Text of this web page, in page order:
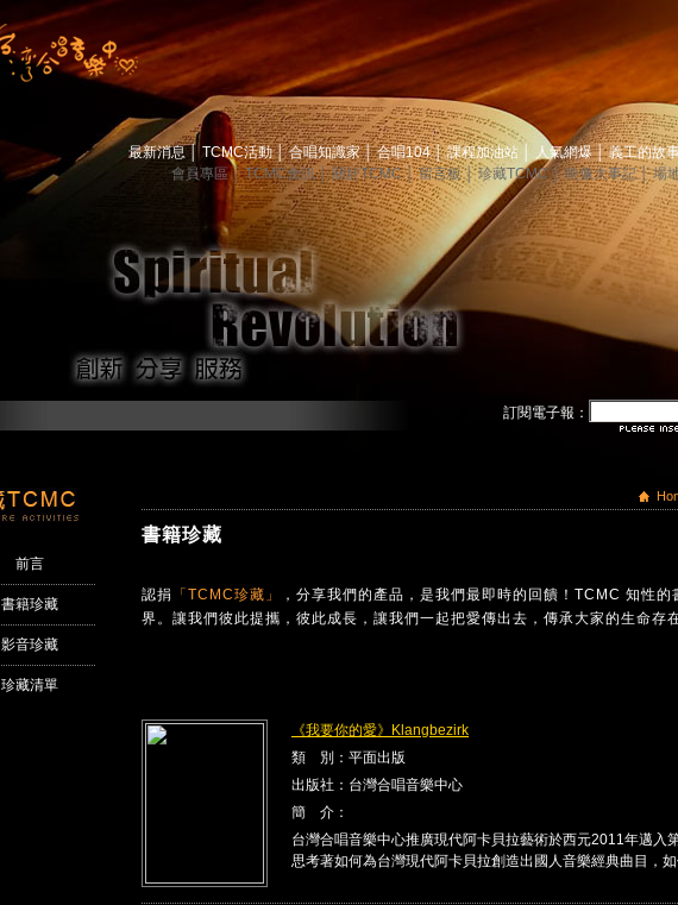
最新消息 TCMC活動│ 合唱知識家│ 合唱104│ 課程加油站 人氣網爆│ 義工的故
會員專區│ TCMC會訊│ 關於TCMC│ 留言板│ 珍藏TCMC│ 映像大事記│ 場
訂閱電子報：
前言
書籍珍藏
影音珍藏
珍藏清單
書籍珍藏
認捐 「TCMC珍藏」
，分享我們的產品，是我們最即時的回饋！TCMC 知性
界。讓我們彼此提攜，彼此成長，讓我們一起把愛傳出去，傳承大家的生命存
《我要你的愛》Klangbezirk
類 別：平面出版
出版社：台灣合唱音樂中心
簡 介：
台灣合唱音樂中心推廣現代阿卡貝拉藝術於西元2011年邁入
思考著如何為台灣現代阿卡貝拉創造出國人音樂經典曲目，